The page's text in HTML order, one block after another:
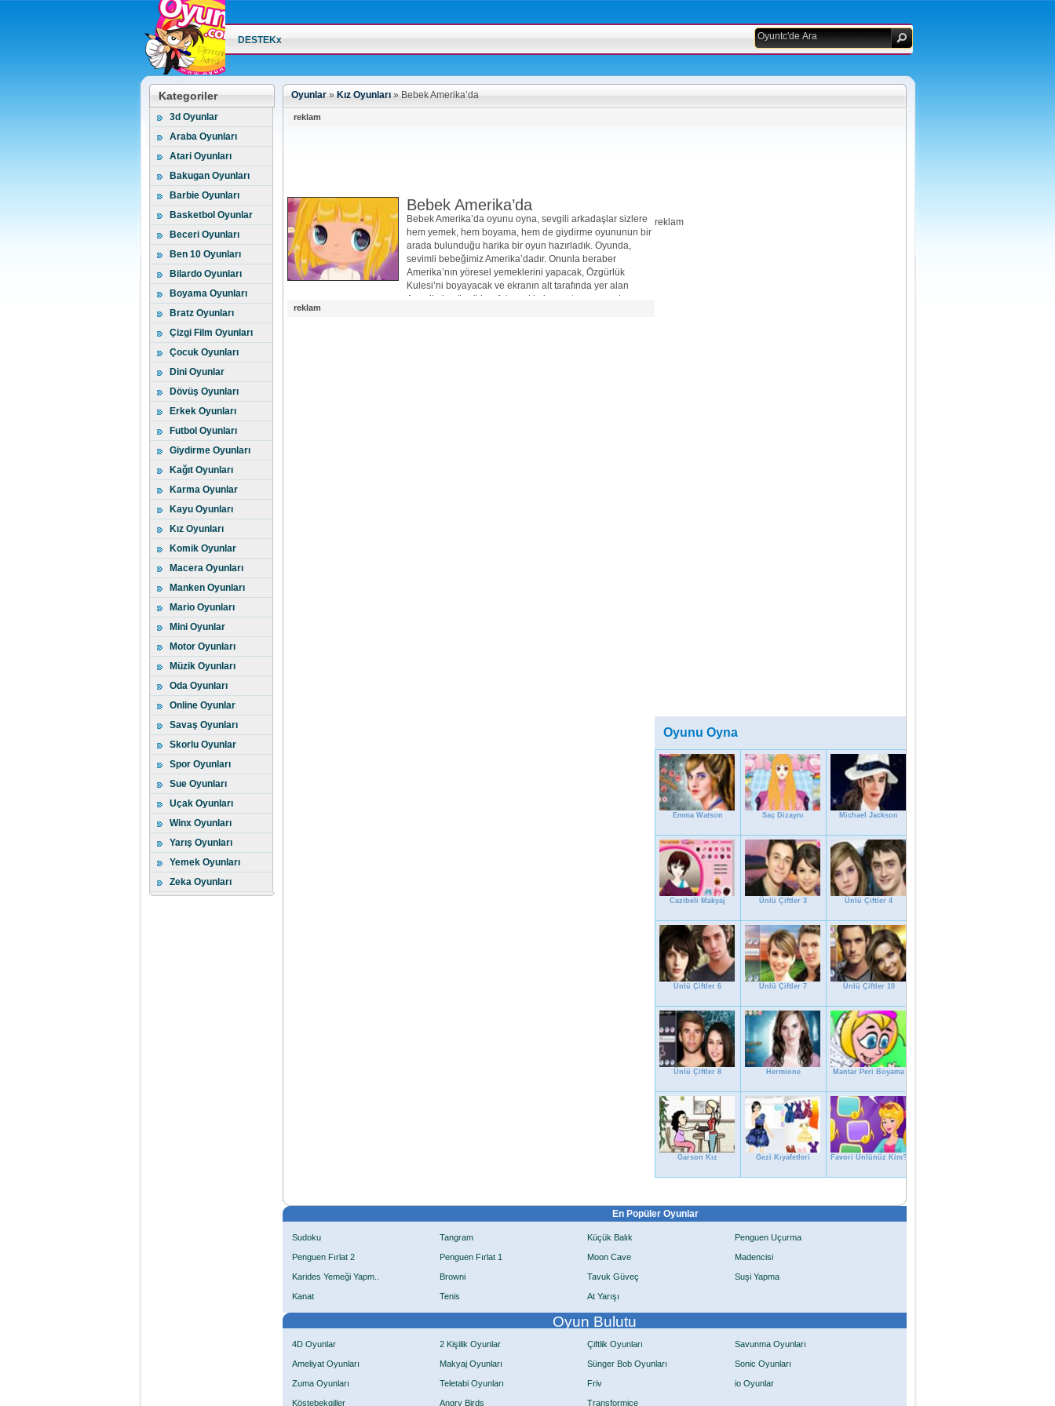
DESTEKx
Kategoriler
3d Oyunlar
Araba Oyunları
Atari Oyunları
Bakugan Oyunları
Barbie Oyunları
Basketbol Oyunlar
Beceri Oyunları
Ben 10 Oyunları
Bilardo Oyunları
Boyama Oyunları
Bratz Oyunları
Çizgi Film Oyunları
Çocuk Oyunları
Dini Oyunlar
Dövüş Oyunları
Erkek Oyunları
Futbol Oyunları
Giydirme Oyunları
Kağıt Oyunları
Karma Oyunlar
Kayu Oyunları
Kız Oyunları
Komik Oyunlar
Macera Oyunları
Manken Oyunları
Mario Oyunları
Mini Oyunlar
Motor Oyunları
Müzik Oyunları
Oda Oyunları
Online Oyunlar
Savaş Oyunları
Skorlu Oyunlar
Spor Oyunları
Sue Oyunları
Uçak Oyunları
Winx Oyunları
Yarış Oyunları
Yemek Oyunları
Zeka Oyunları
Oyunlar » Kız Oyunları »Bebek Amerika’da
reklam
Bebek Amerika’da
Bebek Amerika’da oyunu oyna, sevgili arkadaşlar sizlere
hem yemek, hem boyama, hem de giydirme oyununun bir
arada bulunduğu harika bir oyun hazırladık. Oyunda,
sevimli bebeğimiz Amerika’dadır. Onunla beraber
Amerika’nın yöresel yemeklerini yapacak, Özgürlük
Kulesi’ni boyayacak ve ekranın alt tarafında yer alan
Amerika’ya özgü kıyafet, ayakkabı, çanta ve çorapları ona
reklam
reklam
Oyunu Oyna
Emma Watson Saç Dizaynı Michael Jackson
Cazibeli Makyaj Ünlü Çiftler 3 Ünlü Çiftler 4
Ünlü Çiftler 6 Ünlü Çiftler 7 Ünlü Çiftler 10
Ünlü Çiftler 8 Hermione Mantar Peri Boyama
Garson Kız Gezi Kıyafetleri Favori Ünlünüz Kim?
En Popüler Oyunlar
Sudoku Tangram Küçük Balık Penguen Uçurma
Penguen Fırlat 2 Penguen Fırlat 1 Moon Cave Madencisi
Karides Yemeği Yapm.. Browni Tavuk Güveç Suşi Yapma
Kanat Tenis At Yarışı
Oyun Bulutu
4D Oyunlar 2 Kişilik Oyunlar Çiftlik Oyunları Savunma Oyunları
Ameliyat Oyunları Makyaj Oyunları Sünger Bob Oyunları Sonic Oyunları
Zuma Oyunları Teletabi Oyunları Friv io Oyunlar
Köstebekgiller Angry Birds Transformice